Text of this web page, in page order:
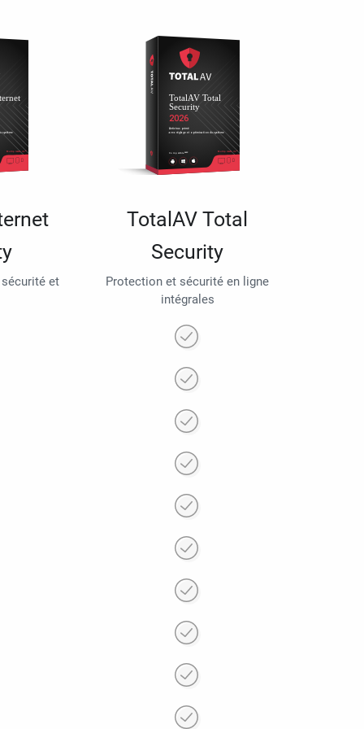
et
TotalAV Total
Security
Protection et sécurité en ligne
intégrales